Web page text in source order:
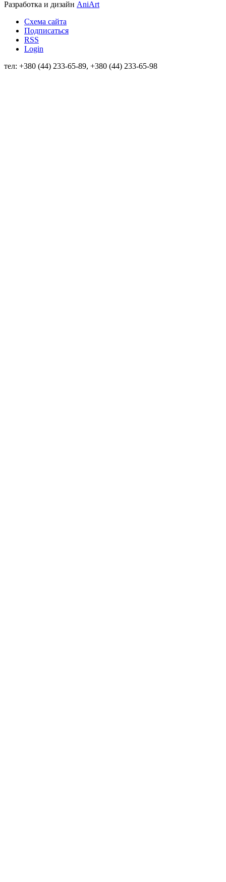
Разработка и дизайн AniArt
Схема сайта
Подписаться
RSS
Login
тел: +380 (44) 233-65-89, +380 (44) 233-65-98